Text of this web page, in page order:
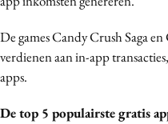
Artificial Intelligence
Bureaus
Campagnes
Carriere
Contentmarketing
De games Candy Crush Saga
verdienen aan in-app
apps.
De top 5 populairste gratis